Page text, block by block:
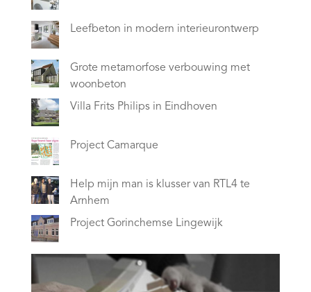
Leefbeton in modern interieurontwerp
Grote metamorfose verbouwing met
woonbeton
Villa Frits Philips in Eindhoven
Project Camarque
Help mijn man is klusser van RTL4 te
Arnhem
Project Gorinchemse Lingewijk